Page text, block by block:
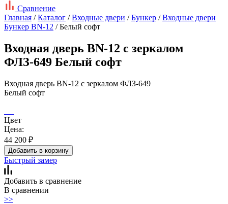
Сравнение
Главная /Каталог /Входные двери /Бункер /Входные двери
Бункер BN-12 / Белый софт
Входная дверь BN-12 с зеркалом
ФЛЗ-649 Белый софт
Входная дверь BN-12 с зеркалом ФЛЗ-649
Белый софт
Цвет
Цена:
44 200 ₽
Добавить в корзину
Быстрый замер
Добавить в сравнение
В сравнении
>>